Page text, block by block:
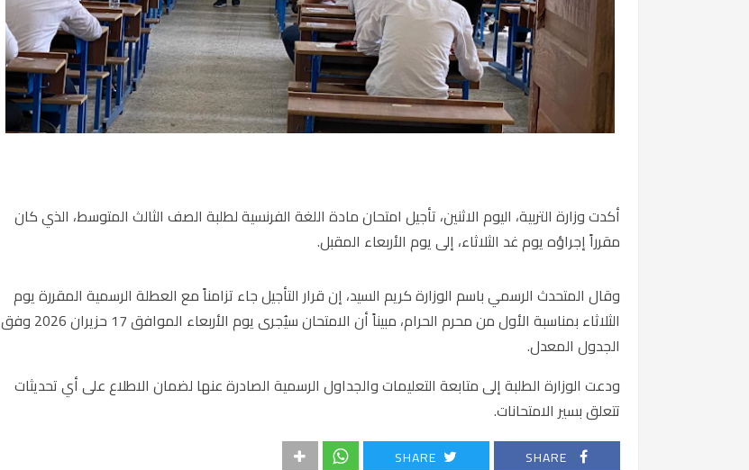
أكدت وزارة التربية، اليوم الاثنين، تأجيل امتحان مادة اللغة الفرنسية لطلبة الصف الثالث المتوسط، الذي كان
مقرراً إجراؤه يوم غد الثلاثاء، إلى يوم الأربعاء المقبل.
وقال المتحدث الرسمي باسم الوزارة كريم السيد، إن قرار التأجيل جاء تزامناً مع العطلة الرسمية المقررة يوم
الثلاثاء بمناسبة الأول من محرم الحرام، مبيناً أن الامتحان سيُجرى يوم الأربعاء الموافق 17 حزيران 2026 وفق
الجدول المعدل.
ودعت الوزارة الطلبة إلى متابعة التعليمات والجداول الرسمية الصادرة عنها لضمان الاطلاع على أي تحديثات
تتعلق بسير الامتحانات.
SHARE
SHARE